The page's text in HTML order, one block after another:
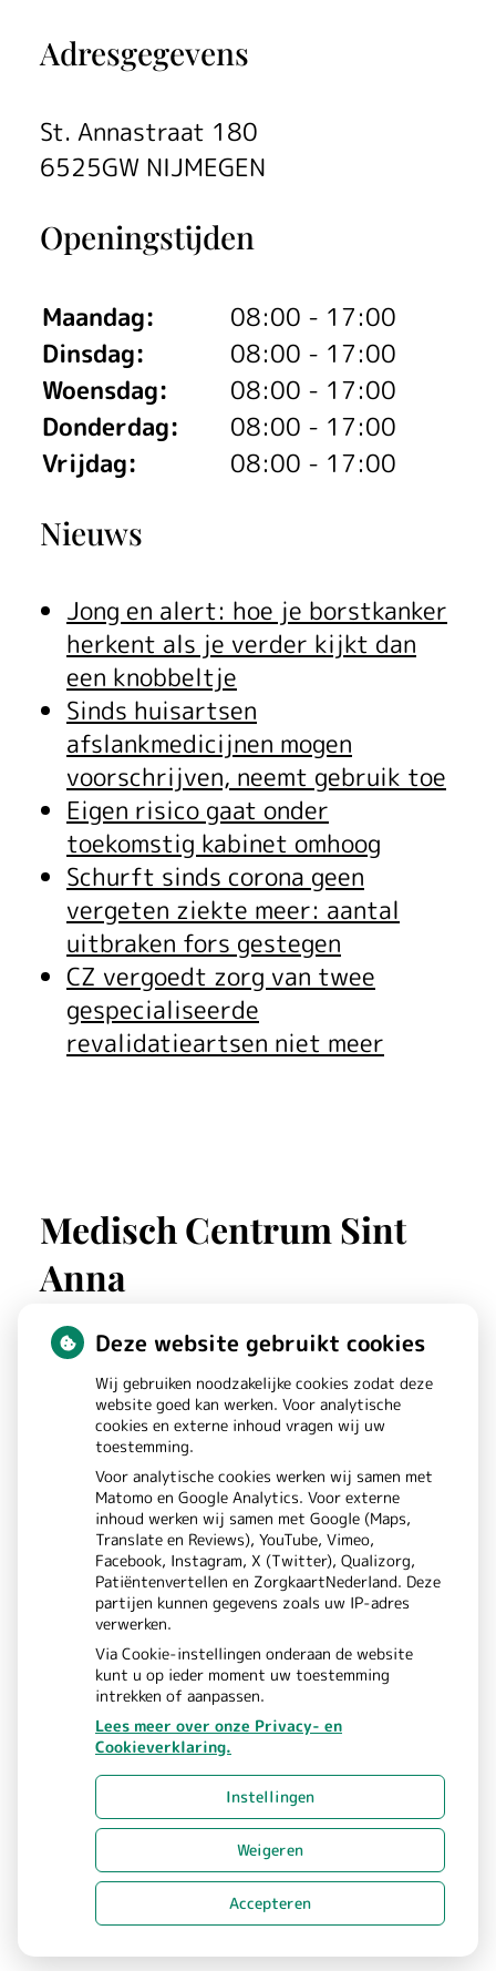
i
s
a
r
t
s
e
n
,
t
a
n
d
r
s
n
n
o
’
s
s
i
Adresgegevens
St. Annastraat 180
6525GW NIJMEGEN
Openingstijden
Maandag:
08:00 - 17:00
Dinsdag:
08:00 - 17:00
Woensdag:
08:00 - 17:00
Donderdag:
08:00 - 17:00
Vrijdag:
08:00 - 17:00
Nieuws
Jong en alert: hoe je borstkanker
herkent als je verder kijkt dan
een knobbeltje
Sinds huisartsen
afslankmedicijnen mogen
voorschrijven, neemt gebruik toe
Eigen risico gaat onder
toekomstig kabinet omhoog
Schurft sinds corona geen
vergeten ziekte meer: aantal
uitbraken fors gestegen
CZ vergoedt zorg van twee
gespecialiseerde
revalidatieartsen niet meer
Medisch Centrum Sint
Anna
St. Annastraat180
6525GWNIJMEGEN
Bezoek
onze
Instagram
pagina
Uw Zorg Online
Privacy verklaring|Cookie-
|Voorwaarden
Deze website gebruikt cookies
Wij gebruiken noodzakelijke cookies zodat deze
website goed kan werken. Voor analytische
cookies en externe inhoud vragen wij uw
toestemming.
Voor analytische cookies werken wij samen met
Matomo en Google Analytics. Voor externe
inhoud werken wij samen met Google (Maps,
Translate en Reviews), YouTube, Vimeo,
Facebook, Instagram, X (Twitter), Qualizorg,
Patiëntenvertellen en ZorgkaartNederland. Deze
partijen kunnen gegevens zoals uw IP-adres
verwerken.
Via Cookie-instellingen onderaan de website
kunt u op ieder moment uw toestemming
intrekken of aanpassen.
Lees meer over onze Privacy- en
Cookieverklaring.
Instellingen
Weigeren
Accepteren